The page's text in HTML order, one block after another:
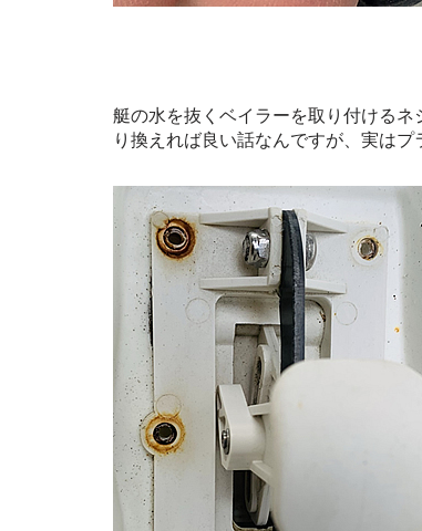
艇の水を抜くベイラーを取り付ける
り換えれば良い話なんですが、実は